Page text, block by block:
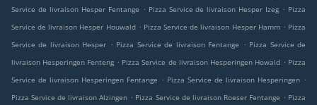
Service de livraison Hesper Fentange . Pizza Service de livraison Hesper Izeg . Pizza
Service de livraison Hesper Houwald . Pizza Service de livraison Hesper Hamm . Pizza
Service de livraison Hesper . Pizza Service de livraison Fentange . Pizza Service de
livraison Hesperingen Fenteng . Pizza Service de livraison Hesperingen Howald . Pizza
Service de livraison Hesperingen Fentange . Pizza Service de livraison Hesperingen .
Pizza Service de livraison Alzingen . Pizza Service de livraison Roeser Fentange . Pizza